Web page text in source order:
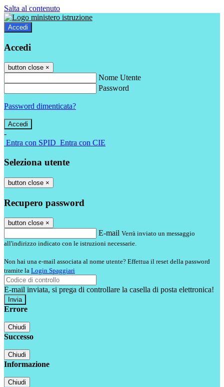
Salta al contenuto
Accedi
Accedi
button close ×
Nome Utente
Password
Password dimenticata?
-
Entra con SPID Entra con CIE
Seleziona utente
button close ×
Recupero password
button close ×
E-mail Verrà inviato un messaggio
all'indirizzo indicato con le istruzioni necessarie.
Non hai una e-mail associata al nome utente? Effettua il reset della password
tramite la Login Spaggiari
E-mail inviata, si prega di controllare la casella di posta elettronica!
Errore
Chiudi
Successo
Chiudi
Informazione
Chiudi